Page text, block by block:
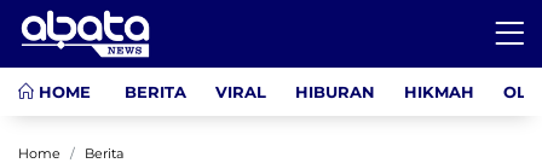
HOME BERITA VIRAL HIBURAN HIKMAH
Home Berita